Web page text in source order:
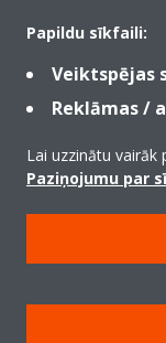
Papildu sīkfaili:
Veiktspējas
Reklāmas /
Lai uzzinātu
Paziņojumu par